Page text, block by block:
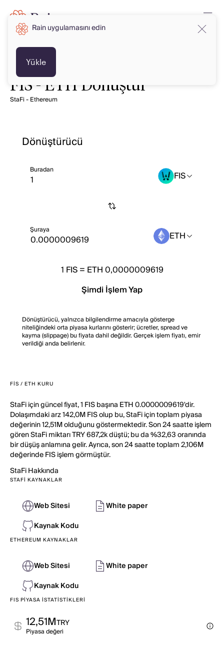
FIS - ETH Dönüştür
StaFi - Ethereum
Dönüştürücü
Buradan FIS
Şuraya ETH
1 FIS= ETH 0,0000009619
Şimdi İşlem Yap
Dönüştürücü, yalnızca bilgilendirme amacıyla gösterge
niteliğindeki orta piyasa kurlarını gösterir; ücretler, spread ve
kayma (slippage) bu fiyata dahil değildir. Gerçek işlem fiyatı, emir
verildiği anda belirlenir.
FIS / ETH KURU
StaFi için güncel fiyat, 1 FIS başına ETH 0.0000009619'dir.
Dolaşımdaki arz 142,0M FIS olup bu, StaFi için toplam piyasa
değerinin 12,51M olduğunu göstermektedir. Son 24 saatte işlem
gören StaFi miktarı TRY 687,2k düştü; bu da %32,63 oranında
bir düşüş anlamına gelir. Ayrıca, son 24 saatte toplam 2,106M
değerinde FIS işlem görmüştür.
StaFiHakkında
STAFI KAYNAKLAR
Web Sitesi
White paper
Kaynak Kodu
ETHEREUM KAYNAKLAR
Web Sitesi
White paper
Kaynak Kodu
FIS PIYASA İSTATISTIKLERI
12,51MTRY
Pi̇yasa değeri̇
Rain uygulamasını edin
Yükle